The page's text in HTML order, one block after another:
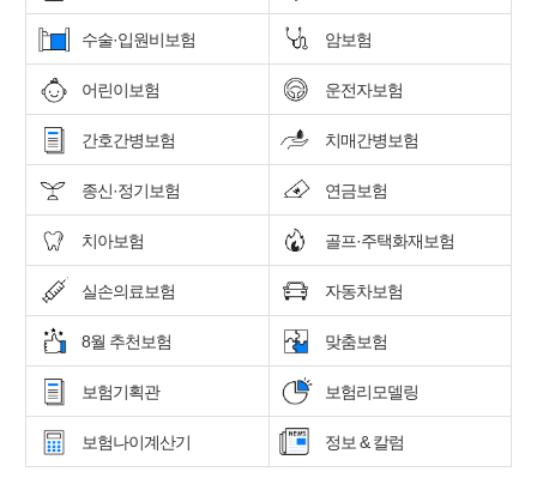
수술·입원비보험 암보험
어린이보험 운전자보험
간호간병보험 치매간병보험
종신·정기보험 연금보험
치아보험 골프·주택화재보험
실손의료보험 자동차보험
8월 추천보험 맞춤보험
보험기획관 보험리모델링
보험나이계산기 정보 & 칼럼